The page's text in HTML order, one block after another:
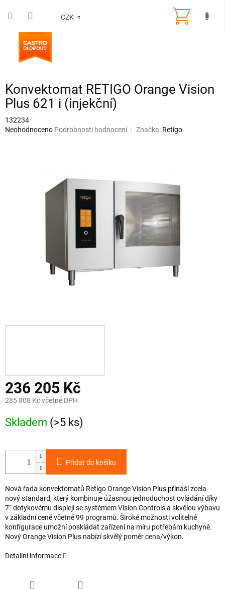
CZK
Konvektomat RETIGO Orange Vision
Plus 621 i (injekční)
132234
Průměrné
Neohodnoceno Podrobnosti hodnocení Značka: Retigo
236 205 Kč
285 808 Kč včetně DPH
cena:
Skladem (>5 ks)
Přidat do košíku
Nová řada konvektomatů Retigo Orange Vision Plus přináší zcela
nový standard, který kombinuje úžasnou jednoduchost ovládání díky
7“ dotykovému displeji se systémem Vision Controls a skvělou výbavu
v základní ceně včetně 99 programů. Široké možnosti volitelné
konfigurace umožní poskládat zařízení na míru potřebám kuchyně.
Nový Orange Vision Plus nabízí skvělý poměr cena/výkon.
Detailní informace